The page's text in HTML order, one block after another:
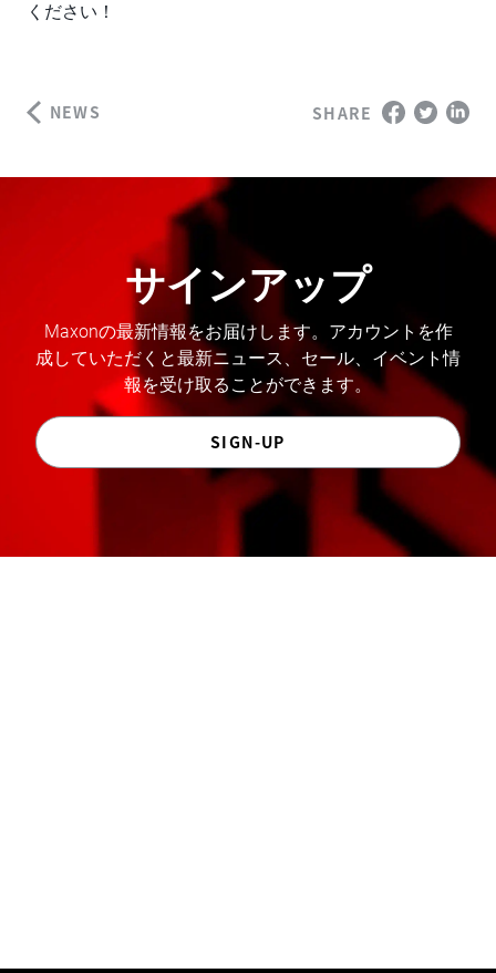
ください！
NEWS SHARE
サインアップ
Maxonの最新情報をお届けします。アカウントを作
成していただくと最新ニュース、セール、イベント情
報を受け取ることができます。
SIGN-UP